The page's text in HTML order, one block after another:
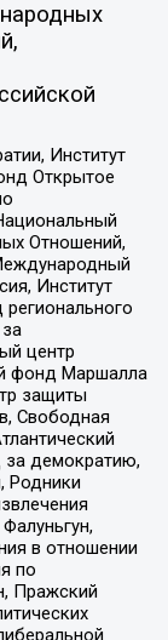
Институт
Открытое
Отношений,
Международный
Институт
центр
фонд Маршалла
защиты
Свободная
за демократию,
Родники
в отношении
по
Пражский